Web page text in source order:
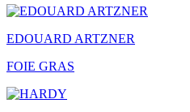
EDOUARD ARTZNER
FOIE GRAS